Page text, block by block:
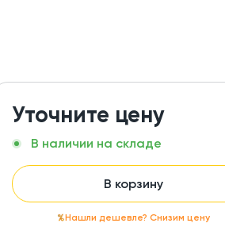
Уточните цену
В наличии на складе
В корзину
Нашли дешевле? Снизим цену